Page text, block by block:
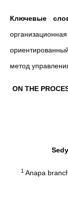
Ключевые
метод
ON THE
1 Anapa